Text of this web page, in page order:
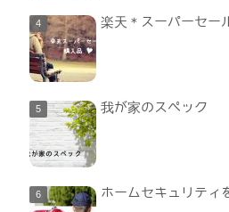
楽天＊スーパーセー
我が家のスペック
ホームセキュリティ